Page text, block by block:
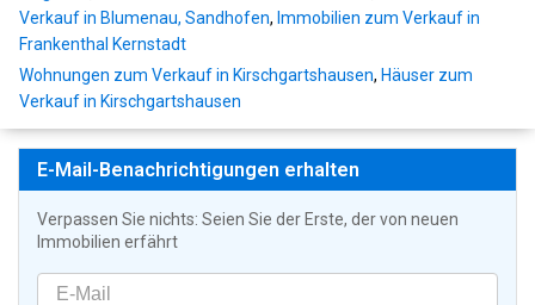
Verkauf in Blumenau, Sandhofen, Immobilien zum Verkauf in
Frankenthal Kernstadt
Wohnungen zum Verkauf in Kirschgartshausen, Häuser zum
Verkauf in Kirschgartshausen
E-Mail-Benachrichtigungen erhalten
Verpassen Sie nichts: Seien Sie der Erste, der von neuen
Immobilien erfährt